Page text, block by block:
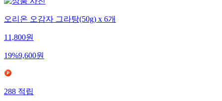
오리온 오감자 그라탕(50g) x 6개
11,800원
19%9,600원
288적립